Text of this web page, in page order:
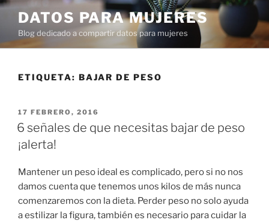
Ir
contenido
DATOS PARA MUJERES
Blog dedicado a compartir datos para mujeres
ETIQUETA: BAJAR DE PESO
PUBLICADO
EN
17 FEBRERO, 2016
6 señales de que necesitas bajar de peso
¡alerta!
Mantener un peso ideal es complicado, pero si no nos
damos cuenta que tenemos unos kilos de más nunca
comenzaremos con la dieta. Perder peso no solo ayuda
a estilizar la figura, también es necesario para cuidar la